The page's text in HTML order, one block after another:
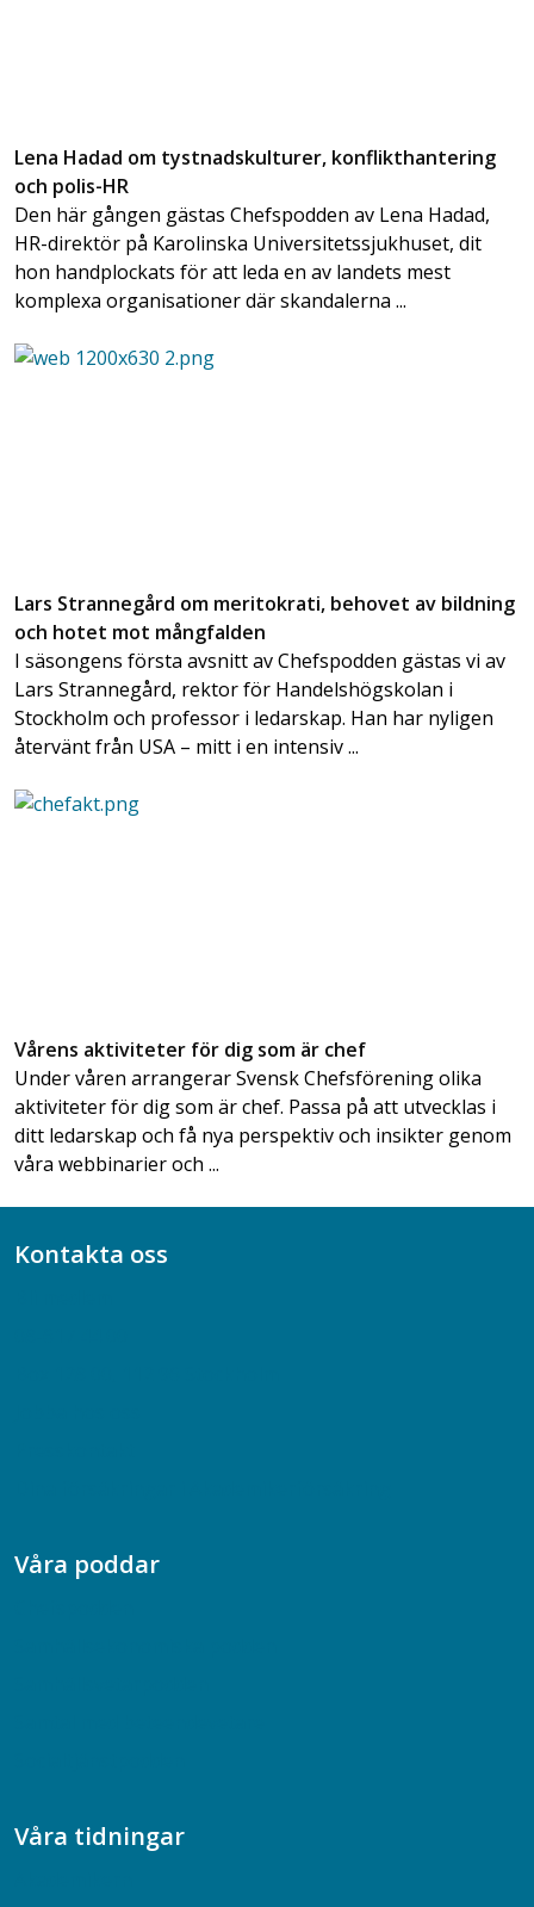
Lena Hadad om tystnadskulturer, konflikthantering
och polis-HR
Den här gången gästas Chefspodden av Lena Hadad,
HR-direktör på Karolinska Universitetssjukhuset, dit
hon handplockats för att leda en av landets mest
komplexa organisationer där skandalerna ...
Lars Strannegård om meritokrati, behovet av bildning
och hotet mot mångfalden
I säsongens första avsnitt av Chefspodden gästas vi av
Lars Strannegård, rektor för Handelshögskolan i
Stockholm och professor i ledarskap. Han har nyligen
återvänt från USA – mitt i en intensiv ...
Vårens aktiviteter för dig som är chef
Under våren arrangerar Svensk Chefsförening olika
aktiviteter för dig som är chef. Passa på att utvecklas i
ditt ledarskap och få nya perspektiv och insikter genom
våra webbinarier och ...
Kontakta oss
Våra poddar
Våra tidningar